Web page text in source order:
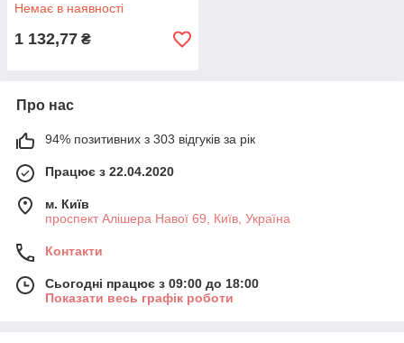
Немає в наявності
1 132,77 ₴
Про нас
94% позитивних з 303 відгуків за рік
Працює з 22.04.2020
м. Київ
проспект Алішера Навої 69, Київ, Україна
Контакти
Сьогодні працює з 09:00 до 18:00
Показати весь графік роботи